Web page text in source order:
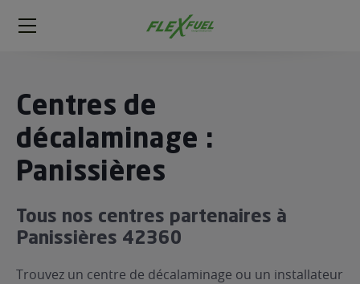
FlexFuel
Méga
du carburant avec
Centres de
décalaminage :
Panissières
Tous nos centres partenaires à
Panissières 42360
Trouvez un centre de décalaminage ou un installateur